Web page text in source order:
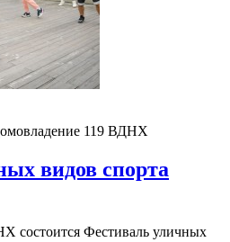
119 ВДНХ
видов спорта
состоится Фестиваль уличных